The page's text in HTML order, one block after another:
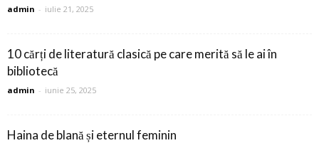
admin - iulie 21, 2025
10 cărți de literatură clasică pe care merită să le ai în
bibliotecă
admin - iunie 25, 2025
Haina de blană și eternul feminin